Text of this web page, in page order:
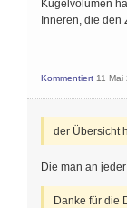
Hypotenuse
Kugelvolumen
Inneren, die den
Kommentiert 11 Mai
der Übersicht
Die man an
Danke für die